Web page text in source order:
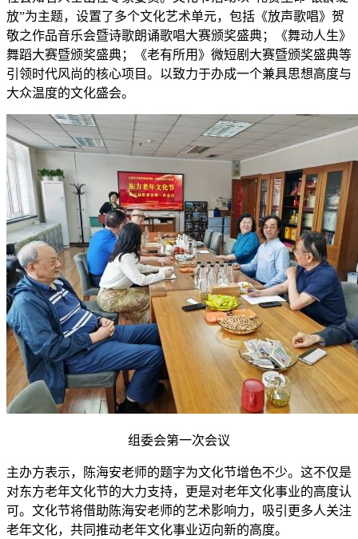
放”为主题，设置了多个文化艺术单元，包括《放声歌唱》贺
敬之作品音乐会暨诗歌朗诵歌唱大赛颁奖盛典；《舞动人生》
舞蹈大赛暨颁奖盛典；《老有所用》微短剧大赛暨颁奖盛典等
引领时代风尚的核心项目。以致力于办成一个兼具思想高度与
大众温度的文化盛会。
组委会第一次会议
主办方表示，陈海安老师的题字为文化节增色不少。这不仅是
对东方老年文化节的大力支持，更是对老年文化事业的高度认
可。文化节将借助陈海安老师的艺术影响力，吸引更多人关注
老年文化，共同推动老年文化事业迈向新的高度。